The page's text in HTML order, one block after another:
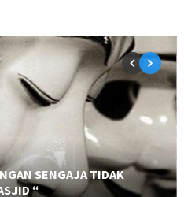
SENGAJA TIDAK
“
DIMASJID BAGI LAKI